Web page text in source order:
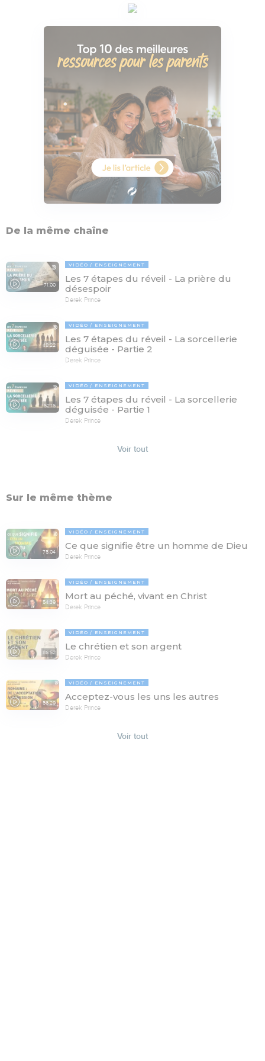
De la même chaîne
71:00
VIDÉO ENSEIGNEMENT
Les 7 étapes du réveil - La prière du
désespoir
Derek Prince
48:22
VIDÉO ENSEIGNEMENT
Les 7 étapes du réveil - La sorcellerie
déguisée - Partie 2
Derek Prince
52:15
VIDÉO ENSEIGNEMENT
Les 7 étapes du réveil - La sorcellerie
déguisée - Partie 1
Derek Prince
Voir tout
Sur le même thème
75:04
VIDÉO ENSEIGNEMENT
Ce que signifie être un homme de Dieu
Derek Prince
54:39
VIDÉO ENSEIGNEMENT
Mort au péché, vivant en Christ
Derek Prince
86:52
VIDÉO ENSEIGNEMENT
Le chrétien et son argent
Derek Prince
56:29
VIDÉO ENSEIGNEMENT
Acceptez-vous les uns les autres
Derek Prince
Voir tout